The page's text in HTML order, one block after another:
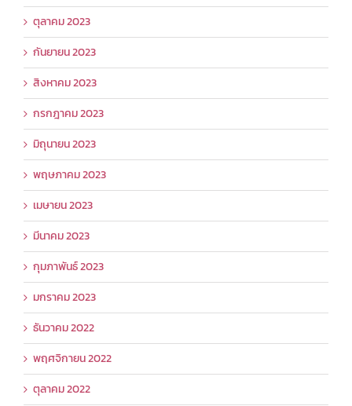
ตุลาคม 2023
กันยายน 2023
สิงหาคม 2023
กรกฎาคม 2023
มิถุนายน 2023
พฤษภาคม 2023
เมษายน 2023
มีนาคม 2023
กุมภาพันธ์ 2023
มกราคม 2023
ธันวาคม 2022
พฤศจิกายน 2022
ตุลาคม 2022